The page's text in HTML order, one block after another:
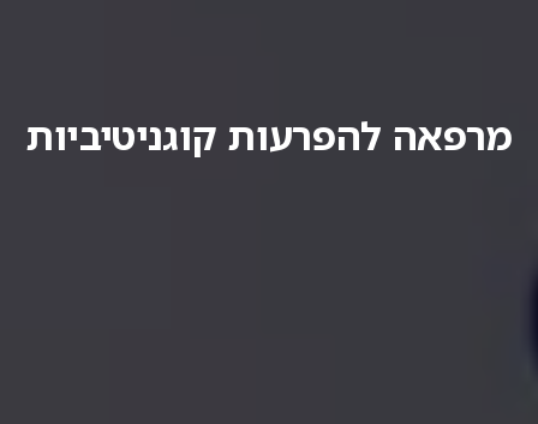
מרפאה להפרעות קוגניטיביות